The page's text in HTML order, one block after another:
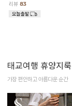
리뷰 83
태교여행 휴양지룩
가장 편안하고 아름다운 순간